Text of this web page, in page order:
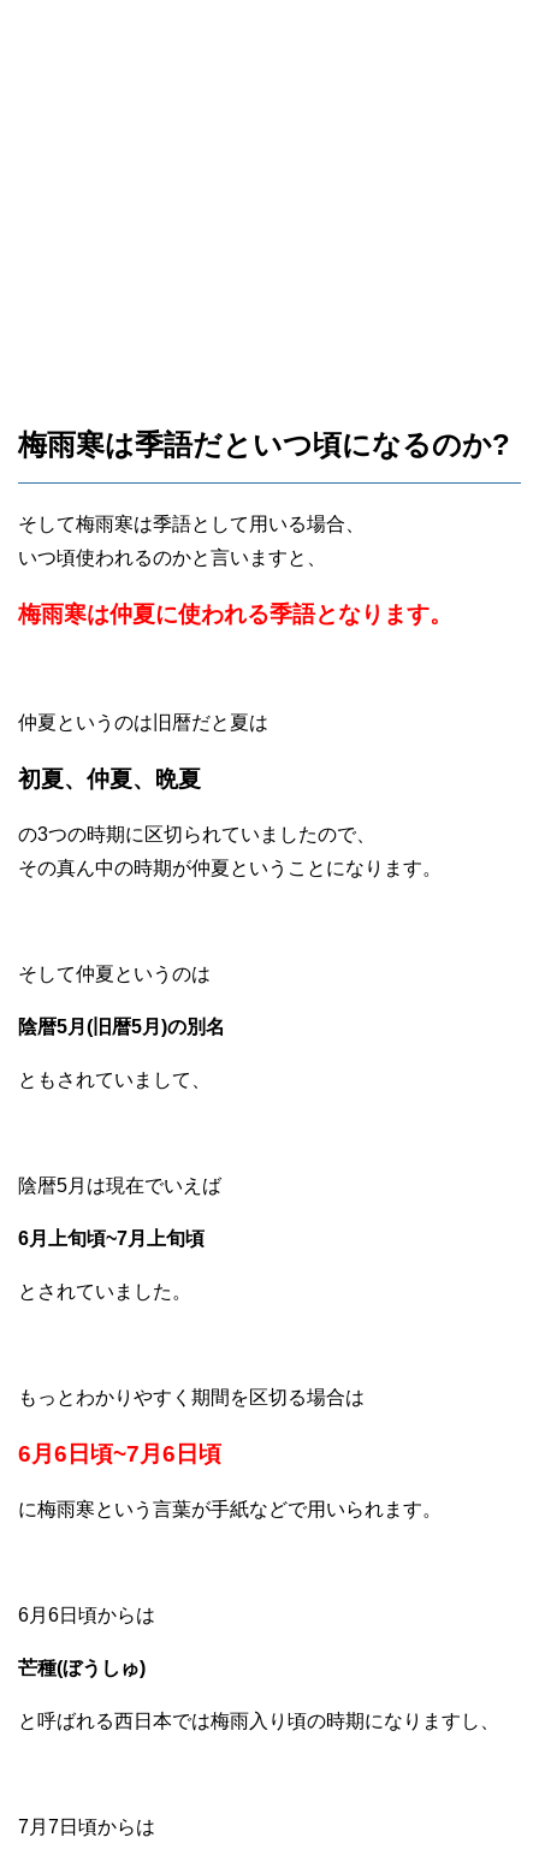
梅雨寒は季語だといつ頃になるのか?
そして梅雨寒は季語として用いる場合、
いつ頃使われるのかと言いますと、
梅雨寒は仲夏に使われる季語となります。
仲夏というのは旧暦だと夏は
初夏、仲夏、晩夏
の3つの時期に区切られていましたので、
その真ん中の時期が仲夏ということになります。
そして仲夏というのは
陰暦5月(旧暦5月)の別名
ともされていまして、
陰暦5月は現在でいえば
6月上旬頃~7月上旬頃
とされていました。
もっとわかりやすく期間を区切る場合は
6月6日頃~7月6日頃
に梅雨寒という言葉が手紙などで用いられます。
6月6日頃からは
芒種(ぼうしゅ)
と呼ばれる西日本では梅雨入り頃の時期になりますし、
7月7日頃からは